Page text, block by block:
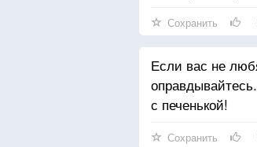
Сохранить
Если вас не
с печенькой!
Сохранить